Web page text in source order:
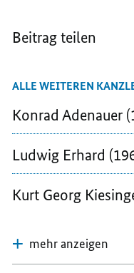
Beitrag teilen
ALLE WEITEREN
Konrad Adenauer
Ludwig Erhard
Kurt Georg
mehr anzeigen